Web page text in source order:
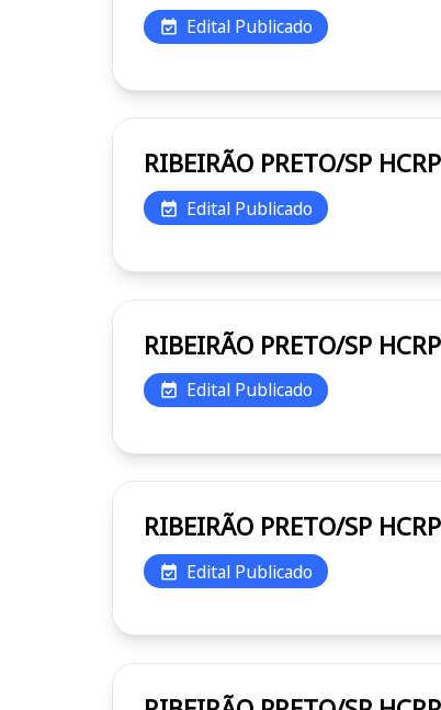
Edital Publicado
Edital Publicado
Edital Publicado
Edital Publicado